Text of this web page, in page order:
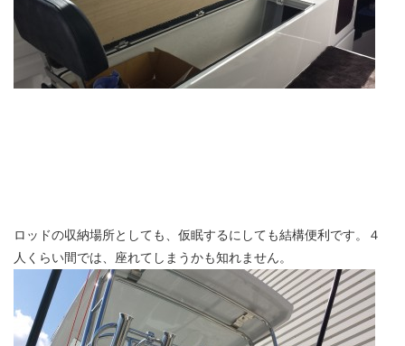
ロッドの収納場所としても、仮眠するにしても結構便利です。４
人くらい間では、座れてしまうかも知れません。